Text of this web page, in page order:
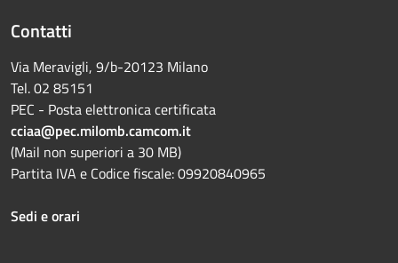
Contatti
Via Meravigli, 9/b-20123 Milano
Tel. 02 85151
PEC - Posta elettronica certificata
cciaa@pec.milomb.camcom.it
(Mail non superiori a 30 MB)
Partita IVA e Codice fiscale: 09920840965
Sedi e orari